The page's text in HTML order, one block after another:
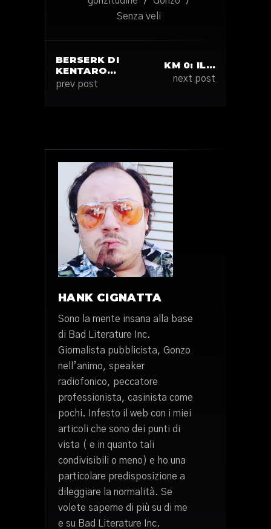
Senza veli
BERSERK DI
KENTARO…
prev post
KM 0: IL…
next post
HANK CIGNATTA
Sono la mente insana alla base
di Bad Literature Inc.
Giornalista pubblicista, Gonzo
nell’animo, speaker
radiofonico, peccatore
professionista, casinista come
pochi. Infesto il web con i miei
articoli che sono dei punti di
vista ( e in quanto tali
condivisibili o meno) e ho una
particolare predisposizione a
dileggiare la normalità. Se
volete saperne di più su di me
e su Bad Literature Inc.